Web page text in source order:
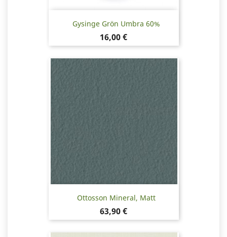
Gysinge Grön Umbra 60%
Pris
16,00 €
Ottosson Mineral, Matt
Pris
63,90 €